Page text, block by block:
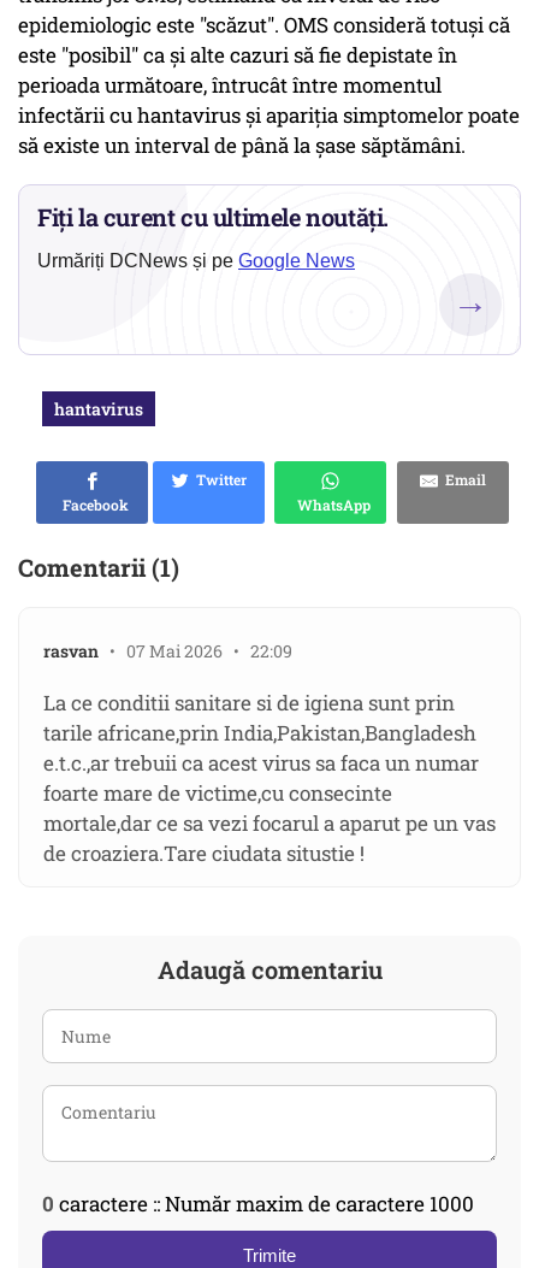
epidemiologic este "scăzut". OMS consideră totuşi că
este "posibil" ca şi alte cazuri să fie depistate în
perioada următoare, întrucât între momentul
infectării cu hantavirus şi apariţia simptomelor poate
să existe un interval de până la şase săptămâni.
Fiți la curent cu ultimele noutăți.
Urmăriți DCNews și pe Google News
→
hantavirus
Facebook
Twitter
WhatsApp
Email
Comentarii (1)
rasvan • 07 Mai 2026 • 22:09
La ce conditii sanitare si de igiena sunt prin
tarile africane,prin India,Pakistan,Bangladesh
e.t.c.,ar trebuii ca acest virus sa faca un numar
foarte mare de victime,cu consecinte
mortale,dar ce sa vezi focarul a aparut pe un vas
de croaziera.Tare ciudata situstie !
Adaugă comentariu
0 caractere :: Număr maxim de caractere 1000
Trimite